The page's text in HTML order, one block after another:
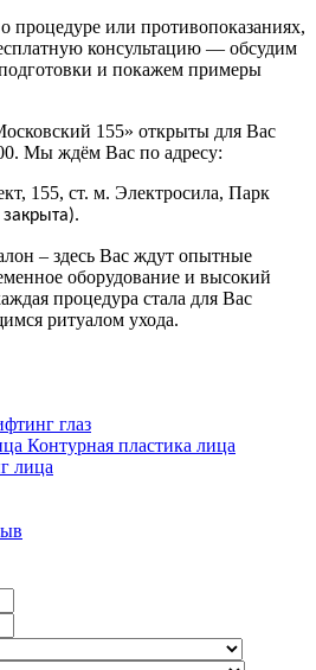
процедуре или противопоказаниях,
консультацию — обсудим
и покажем примеры
155» открыты для Вас
Мы ждём Вас по адресу:
155, ст. м. Электросила, Парк
.
– здесь Вас ждут опытные
оборудование и высокий
процедура стала для Вас
ритуалом ухода.
глаз
Контурная пластика лица
лица